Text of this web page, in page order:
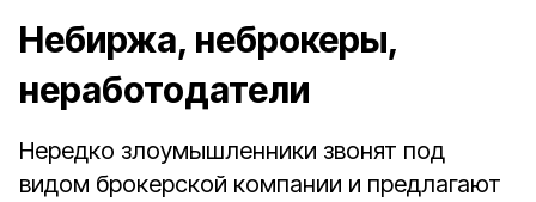
Небиржа, неброкеры,
неработодатели
Нередко злоумышленники звонят под
видом брокерской компании и предлагают